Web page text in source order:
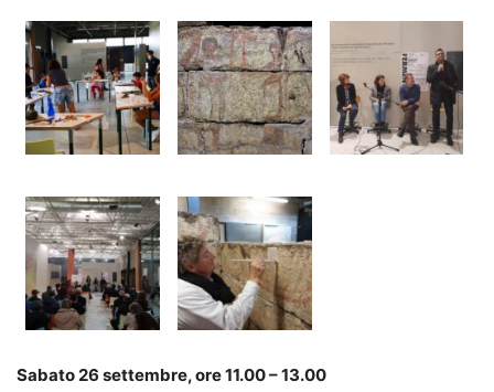
Sabato 26 settembre, ore 11.00 – 13.00